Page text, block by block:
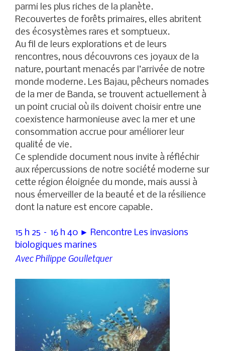
parmi les plus riches de la planète.
Recouvertes de forêts primaires, elles abritent
des écosystèmes rares et somptueux.
Au fil de leurs explorations et de leurs
rencontres, nous découvrons ces joyaux de la
nature, pourtant menacés par l’arrivée de notre
monde moderne. Les Bajau, pêcheurs nomades
de la mer de Banda, se trouvent actuellement à
un point crucial où ils doivent choisir entre une
coexistence harmonieuse avec la mer et une
consommation accrue pour améliorer leur
qualité de vie.
Ce splendide document nous invite à réfléchir
aux répercussions de notre société moderne sur
cette région éloignée du monde, mais aussi à
nous émerveiller de la beauté et de la résilience
dont la nature est encore capable.
15 h 25 – 16 h 40 ► Rencontre Les invasions
biologiques marines
Avec Philippe Goulletquer